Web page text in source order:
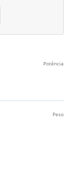
Potência
Peso